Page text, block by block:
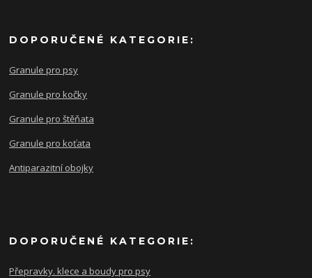
DOPORUČENÉ KATEGORIE:
Granule pro psy
Granule pro kočky
Granule pro štěňata
Granule pro koťata
Antiparazitní obojky
DOPORUČENÉ KATEGORIE:
Přepravky. klece a boudy pro psy